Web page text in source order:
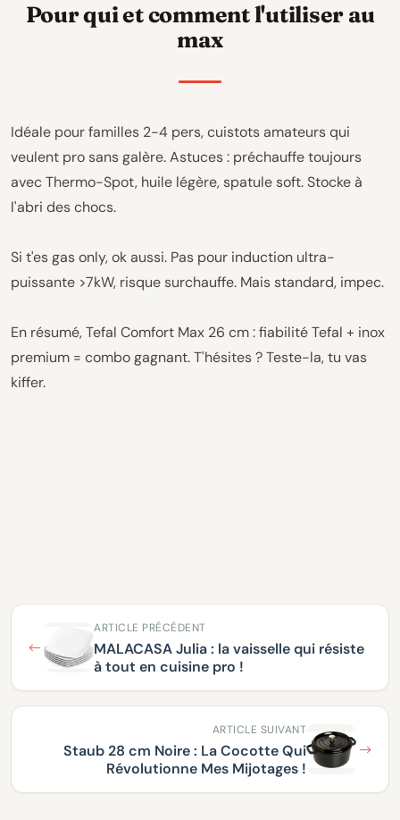
Pour qui et comment l'utiliser au
max
Idéale pour familles 2-4 pers, cuistots amateurs qui
veulent pro sans galère. Astuces : préchauffe toujours
avec Thermo-Spot, huile légère, spatule soft. Stocke à
l'abri des chocs.
Si t'es gas only, ok aussi. Pas pour induction ultra-
puissante >7kW, risque surchauffe. Mais standard, impec.
En résumé, Tefal Comfort Max 26 cm : fiabilité Tefal + inox
premium = combo gagnant. T'hésites ? Teste-la, tu vas
kiffer.
ARTICLE PRÉCÉDENT
MALACASA Julia : la vaisselle qui résiste
à tout en cuisine pro !
ARTICLE SUIVANT
Staub 28 cm Noire : La Cocotte Qui
Révolutionne Mes Mijotages !